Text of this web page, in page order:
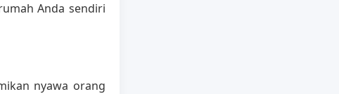
Anda sendiri
nyawa orang